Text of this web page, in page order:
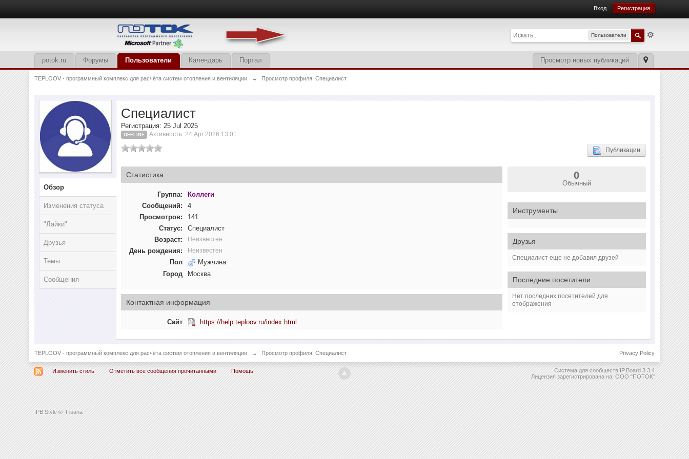
IPB Style © Fisana
Вход Регистрация
Пользователи
Просмотр новых публикаций
potok.ru Форумы Пользователи Календарь Портал
TEPLOOV - программный комплекс для расчёта систем отопления и вентиляции → Просмотр профиля: Специалист
Обзор
Изменения статуса
"Лайки"
Друзья
Темы
Сообщения
Специалист
Регистрация: 25 Jul 2025
OFFLINE Активность: 24 Apr 2026 13:01
Публикации
Статистика
Группа:
Коллеги
Сообщений:
4
Просмотров:
141
Статус:
Специалист
Возраст:
Неизвестен
День рождения: Неизвестен
Пол
Мужчина
Город
Москва
Контактная информация
Сайт https://help.teploov.ru/index.html
0
Обычный
Инструменты
Друзья
Специалист еще не добавил друзей
Последние посетители
Нет последних посетителей для
отображения
TEPLOOV - программный комплекс для расчёта систем отопления и вентиляции → Просмотр профиля: Специалист Privacy Policy
Изменить стиль Отметить все сообщения прочитанными Помощь Система для сообществ IP.Board 3.3.4
Лицензия зарегистрирована на: ООО "ПОТОК"